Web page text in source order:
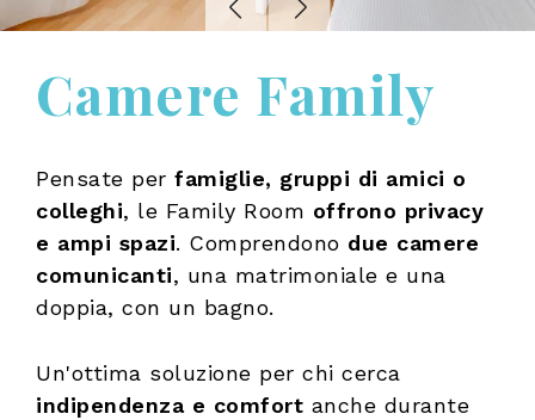
Camere Family
Pensate per famiglie, gruppi di amici o
colleghi, le Family Room offrono privacy
e ampi spazi. Comprendono due camere
comunicanti, una matrimoniale e una
doppia, con un bagno.
Un'ottima soluzione per chi cerca
indipendenza e comfort anche durante